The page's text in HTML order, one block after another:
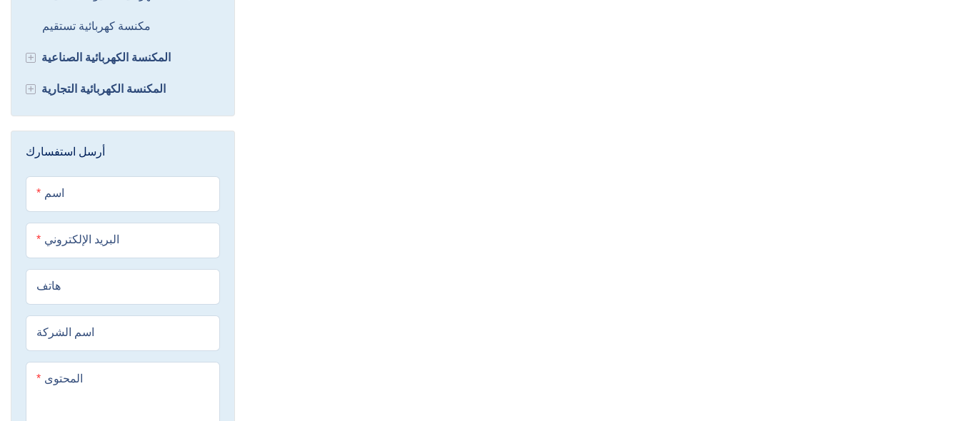
مكنسة كهربائية تستقيم
+ المكنسة الكهربائية الصناعية
المكنسة الكهربائية الصناعية الرطبة
الصناعية
+ المكنسة الكهربائية التجارية
ركوب على الغسيل الكلمة
المشي خلف منظف الأرضيات
أرسل استفسارك
اسم
البريد الإلكتروني
هاتف
اسم الشركة
المحتوى